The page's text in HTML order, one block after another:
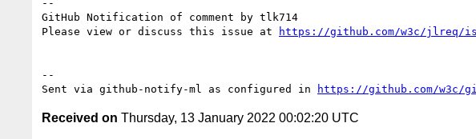
--
GitHub Notification of comment by tlk714
Please view or discuss this issue at
https://github.com/w3c/jlreq/
--
Sent via github-notify-ml as configured in
https://github.com/w3c/
Received on Thursday, 13 January 2022 00:02:20 UTC